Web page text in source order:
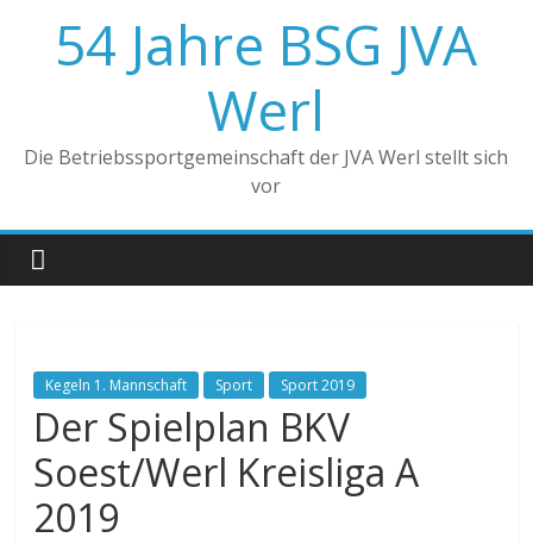
springen54 Jahre BSG JVA
Werl
Die Betriebssportgemeinschaft der JVA Werl stellt sich
vor
Kegeln 1. Mannschaft Sport Sport 2019
Der Spielplan BKV
Soest/Werl Kreisliga A
2019